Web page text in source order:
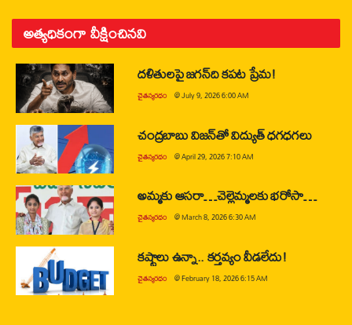
అత్యధికంగా వీక్షించినవి
దళితులపై జగన్‌ది కపట ప్రేమ!
చైతన్యరధం @July 9, 2026 6:00 AM
చంద్రబాబు విజన్‌తో విద్యుత్ ధగధగలు
చైతన్యరధం @April 29, 2026 7:10 AM
అమ్మకు ఆసరా…చెల్లెమ్మలకు భరోసా…
చైతన్యరధం @March 8, 2026 6:30 AM
కష్టాలు ఉన్నా.. కర్తవ్యం వీడలేదు!
చైతన్యరధం @February 18, 2026 6:15 AM